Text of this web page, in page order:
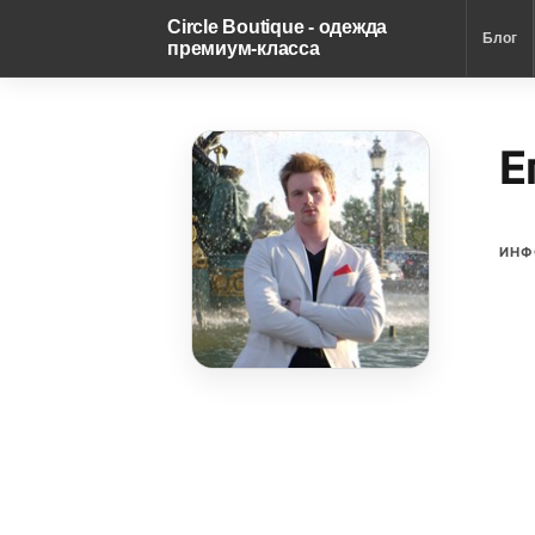
Circle Boutique - одежда
премиум-класса
Блог